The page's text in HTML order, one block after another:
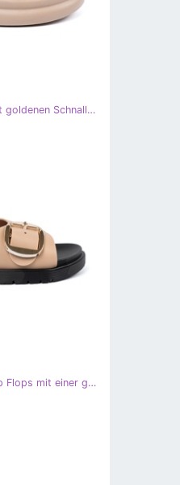
Seastar Hausschuhe mit goldenen Schnallen auf der beige Plattform
Seastar Beige Frauenflip Flops mit einer goldenen Schnalle